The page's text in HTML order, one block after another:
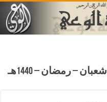
السنة الثالثة والثلاثون -رجب – شعبان – رمضان – 1440هـ